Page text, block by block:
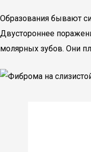
Образования бывают
Двустороннее
молярных зубов. Они